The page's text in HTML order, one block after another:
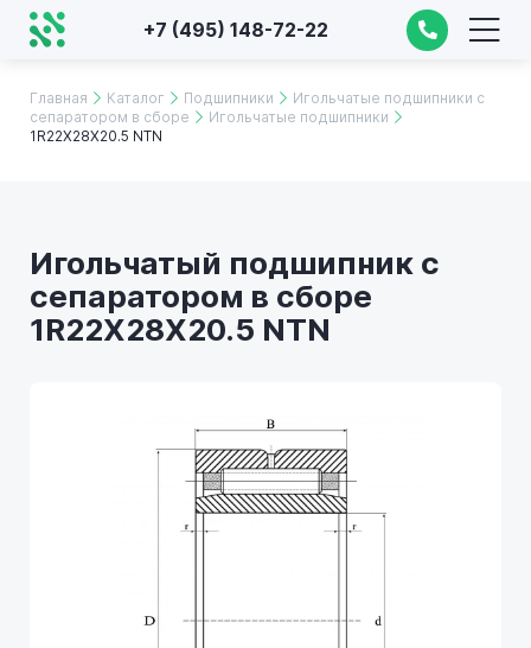
+7 (495) 148-72-22
Главная Каталог Подшипники
Игольчатые подшипники с
сепаратором в сборе
Игольчатые подшипники
1R22X28X20.5 NTN
Игольчатый подшипник с
сепаратором в сборе
1R22X28X20.5 NTN